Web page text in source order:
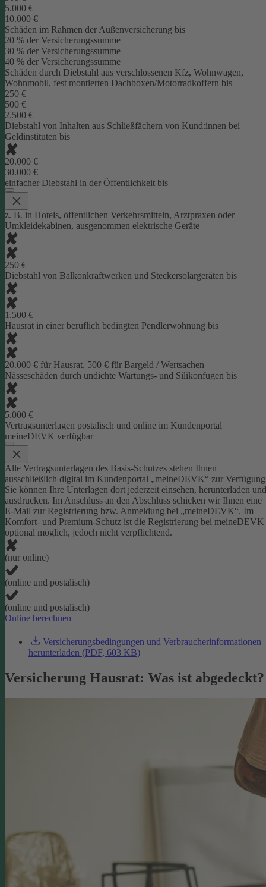
5.000 €
10.000 €
Schäden im Rahmen der Außenversicherung bis
20 % der Versicherungssumme
30 % der Versicherungssumme
40 % der Versicherungssumme
Schäden durch Diebstahl aus verschlossenen Kfz, Wohnwagen,
Wohnmobil, fest montierten Dachboxen/Motorradkoffern bis
250 €
500 €
2.500 €
Diebstahl von Inhalten aus Schließfächern von Kund:innen bei
Geldinstituten bis
20.000 €
30.000 €
einfacher Diebstahl in der Öffentlichkeit bis
z. B. in Hotels, öffentlichen Verkehrsmitteln, Arztpraxen oder
Umkleidekabinen, ausgenommen elektrische Geräte
250 €
Diebstahl von Balkonkraftwerken und Steckersolargeräten bis
1.500 €
Hausrat in einer beruflich bedingten Pendlerwohnung bis
20.000 € für Hausrat, 500 € für Bargeld / Wertsachen
Nässeschäden durch undichte Wartungs- und Silikonfugen bis
5.000 €
Vertragsunterlagen postalisch und online im Kundenportal
meineDEVK verfügbar
Alle Vertragsunterlagen des Basis-Schutzes stehen Ihnen
ausschließlich digital im Kundenportal „meineDEVK“ zur
Sie können Ihre Unterlagen dort jederzeit einsehen, herunterladen und
ausdrucken. Im Anschluss an den Abschluss schicken wir Ihnen eine
E-Mail zur Registrierung bzw. Anmeldung bei „meineDEVK“. Im
Komfort- und Premium-Schutz ist die Registrierung bei meineDEVK
optional möglich, jedoch nicht verpflichtend.
(nur online)
(online und postalisch)
(online und postalisch)
Online berechnen
Versicherungsbedingungen und Verbraucherinformationen
herunterladen (PDF, 603 KB)
Versicherung Hausrat: Was ist abgedeckt?